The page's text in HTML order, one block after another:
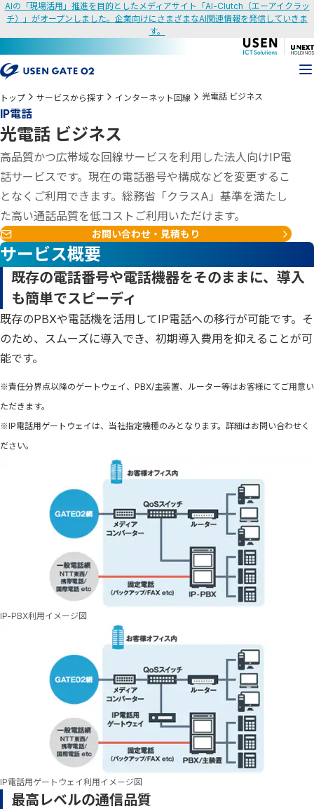
AIの「現場活用」推進を目的としたメディアサイト「AI-Clutch（エーアイクラッ
チ）」がオープンしました。企業向けにさまざまなAI関連情報を発信していきま
す。
トップ サービスから探す インターネット回線 光電話 ビジネス
IP電話
光電話 ビジネス
高品質かつ広帯域な回線サービスを利用した法人向けIP電
話サービスです。現在の電話番号や構成などを変更するこ
となくご利用できます。総務省「クラスA」基準を満たし
た高い通話品質を低コストご利用いただけます。
お問い合わせ・見積もり
サービス概要
既存の電話番号や電話機器をそのままに、導入
も簡単でスピーディ
既存のPBXや電話機を活用してIP電話への移行が可能です。そ
のため、スムーズに導入でき、初期導入費用を抑えることが可
能です。
※責任分界点以降のゲートウェイ、PBX/主装置、ルーター等はお客様にてご用意い
ただきます。
※IP電話用ゲートウェイは、当社指定機種のみとなります。詳細はお問い合わせく
ださい。
IP-PBX利用イメージ図
IP電話用ゲートウェイ利用イメージ図
最高レベルの通信品質